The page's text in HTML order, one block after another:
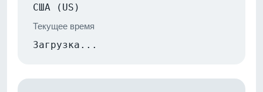
США (US)
Текущее время
Загрузка...